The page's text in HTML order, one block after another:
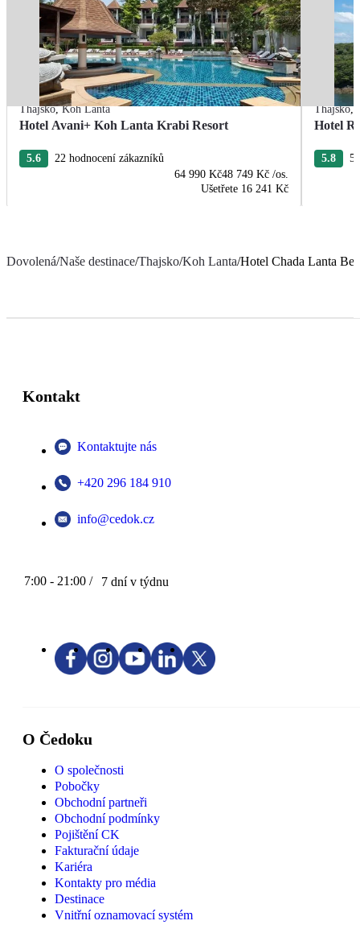
Thajsko,Koh Lanta
Hotel Avani+ Koh Lanta Krabi Resort
5.6
22 hodnocení zákazníků
64 990 Kč48 749 Kč /os.
Ušetřete 16 241 Kč
Thajsko,
Hotel
5.8 5
Dovolená/Naše destinace/Thajsko/Koh Lanta/Hotel Chada Lanta
Kontakt
Kontaktujte nás
+420 296 184 910
info@cedok.cz
7:00 - 21:00 / 7 dní v týdnu
O Čedoku
O společnosti
Pobočky
Obchodní partneři
Obchodní podmínky
Pojištění CK
Fakturační údaje
Kariéra
Kontakty pro média
Destinace
Vnitřní oznamovací systém